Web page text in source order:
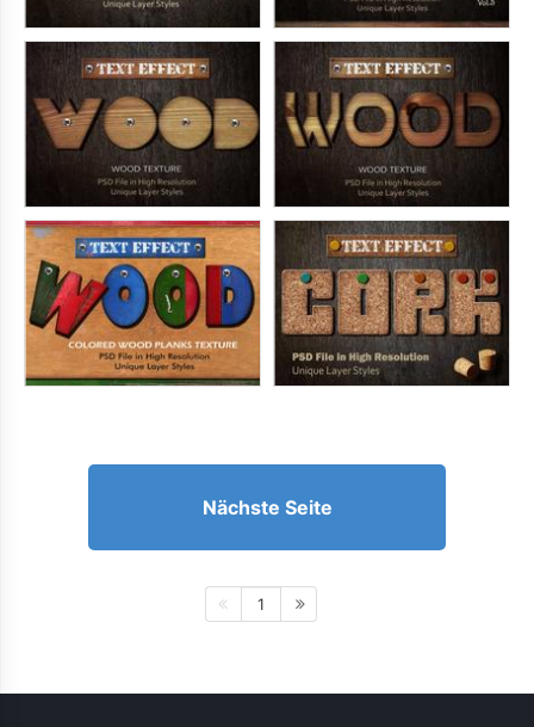
Nächste Seite
1